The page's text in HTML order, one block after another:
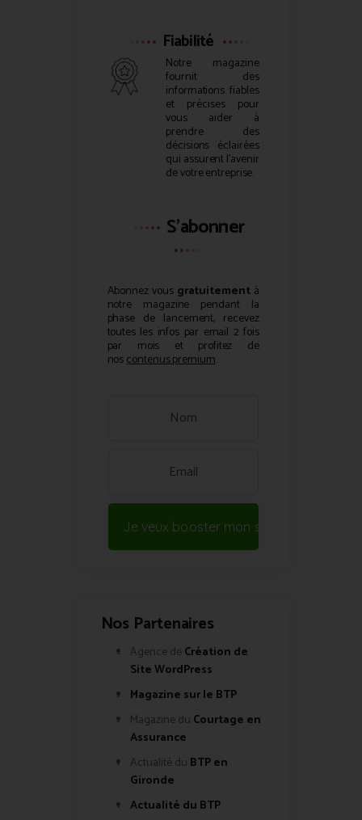
Fiabilité
Notre magazine
fournit des
informations fiables
et précises pour
vous aider à
prendre des
décisions éclairées
qui assurent l’avenir
de votre entreprise.
S'abonner
Abonnez vous gratuitementà
notre magazine pendant la
phase de lancement, recevez
toutes les infos par email 2 fois
par mois et profitez de
noscontenus premium.
Je veux booster mon site !
Nos Partenaires
Agence de Création de
Site WordPress
Magazine sur le BTP
Magazine du Courtage en
Assurance
Actualité du BTP en
Gironde
Actualité du BTP